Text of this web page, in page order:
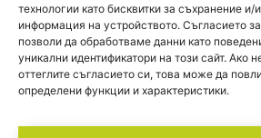
технологии като бисквитки за съхранение и/
информация на устройството. Съгласието
позволи да обработваме данни като
уникални идентификатори на този сайт. Ако
оттеглите съгласието си, това може да
определени функции и характеристики.